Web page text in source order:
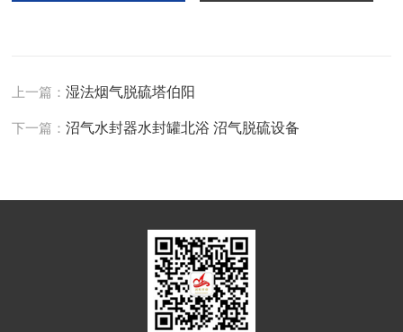
上一篇：湿法烟气脱硫塔伯阳
下一篇：沼气水封器水封罐北浴 沼气脱硫设备